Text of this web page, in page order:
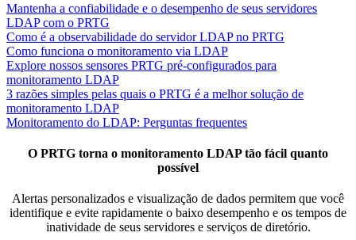
Mantenha a confiabilidade e o desempenho de seus servidores
LDAP com o PRTG
Como é a observabilidade do servidor LDAP no PRTG
Como funciona o monitoramento via LDAP
Explore nossos sensores PRTG pré-configurados para
monitoramento LDAP
3 razões simples pelas quais o PRTG é a melhor solução de
monitoramento LDAP
Monitoramento do LDAP: Perguntas frequentes
O PRTG torna o monitoramento LDAP tão fácil quanto
possível
Alertas personalizados e visualização de dados permitem que você
identifique e evite rapidamente o baixo desempenho e os tempos de
inatividade de seus servidores e serviços de diretório.